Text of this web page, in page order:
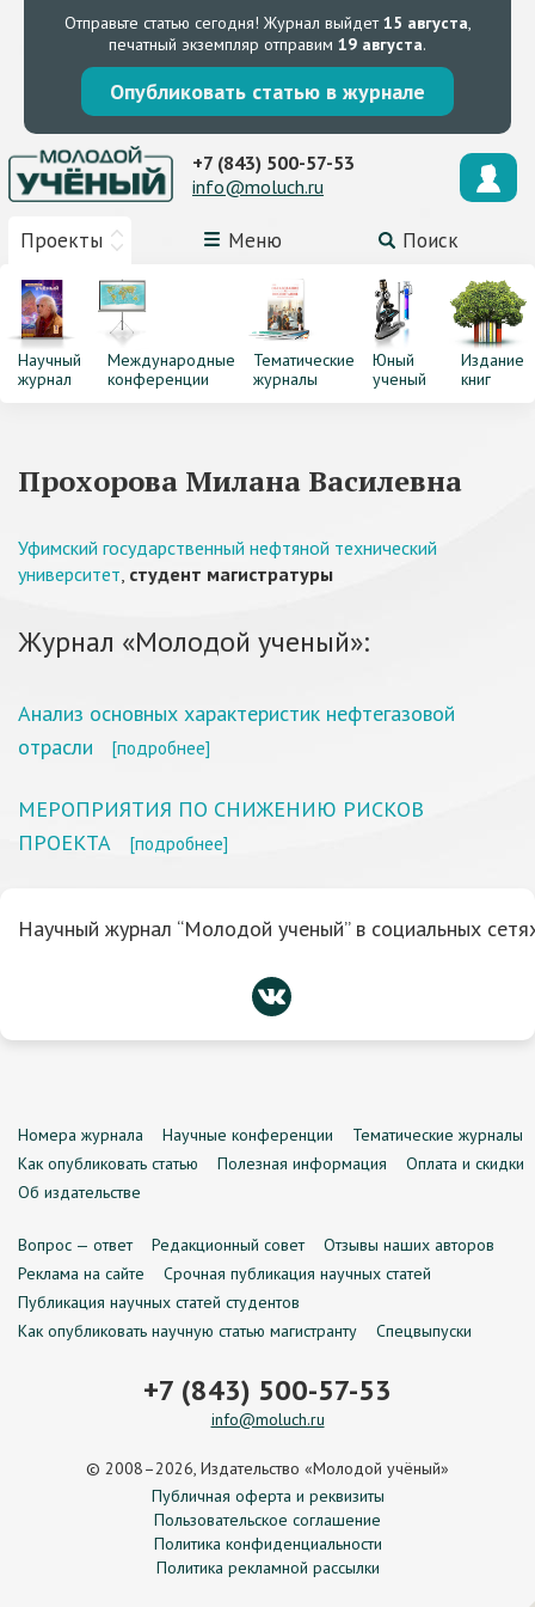
Отправьте статью сегодня! Журнал выйдет15 августа,
печатный экземпляр отправим 19 августа.
Опубликовать статью в журнале
Проекты Меню Поиск
+7 (843) 500-57-53
info@moluch.ru
Научный
журнал
Международные
конференции
Тематические
журналы
Юный
ученый
Издание
книг
Прохорова Милана Василевна
Уфимский государственный нефтяной технический
университет, студент магистратуры
Журнал «Молодой ученый»:
Анализ основных характеристик нефтегазовой
отрасли
[подробнее]
МЕРОПРИЯТИЯ ПО СНИЖЕНИЮ РИСКОВ
ПРОЕКТА
[подробнее]
Научный журнал “Молодой ученый” в социальных
Номера журнала Научные конференции
Тематические журналы
Как опубликовать статью
Полезная информация
Оплата и скидки
Об издательстве
Вопрос — ответ Редакционный совет
Отзывы наших авторов
Реклама на сайте
Срочная публикация научных статей
Публикация научных статей студентов
Как опубликовать научную статью магистранту
Спецвыпуски
+7 (843) 500-57-53
info@moluch.ru
© 2008–2026, Издательство «Молодой учёный»
Публичная оферта и реквизиты
Пользовательское соглашение
Политика конфиденциальности
Политика рекламной рассылки